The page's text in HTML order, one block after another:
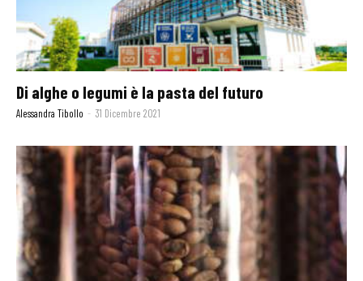
Di alghe o legumi è la pasta del futuro
Alessandra Tibollo - 31 Dicembre 2021